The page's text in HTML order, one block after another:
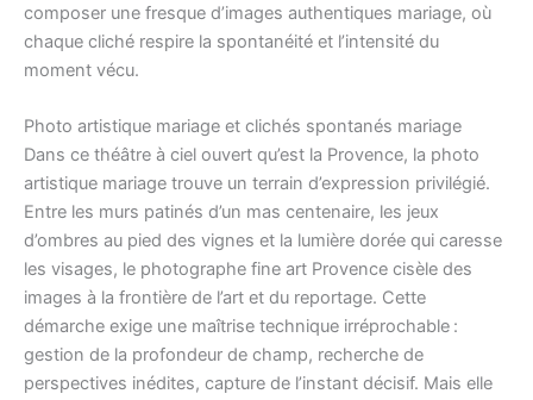
composer une fresque d’images authentiques mariage, où
chaque cliché respire la spontanéité et l’intensité du
moment vécu.
Photo artistique mariage et clichés spontanés mariage
Dans ce théâtre à ciel ouvert qu’est la Provence, la photo
artistique mariage trouve un terrain d’expression privilégié.
Entre les murs patinés d’un mas centenaire, les jeux
d’ombres au pied des vignes et la lumière dorée qui caresse
les visages, le photographe fine art Provence cisèle des
images à la frontière de l’art et du reportage. Cette
démarche exige une maîtrise technique irréprochable :
gestion de la profondeur de champ, recherche de
perspectives inédites, capture de l’instant décisif. Mais elle